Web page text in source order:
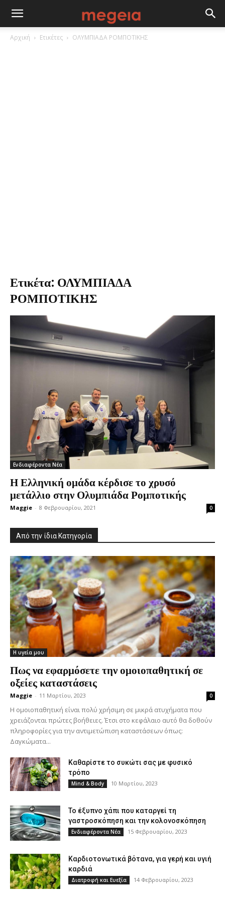
Αρχική Ετικέτες ΟΛΥΜΠΙΑΔΑ ΡΟΜΠΟΤΙΚΗΣ
Ετικέτα: ΟΛΥΜΠΙΑΔΑ
ΡΟΜΠΟΤΙΚΗΣ
Ενδιαφέροντα Νέα
Η Ελληνική ομάδα κέρδισε το χρυσό
μετάλλιο στην Ολυμπιάδα Ρομποτικής
Maggie - 8 Φεβρουαρίου, 2021 0
Από την ίδια Κατηγορία
Η υγεία μου
Πως να εφαρμόσετε την ομοιοπαθητική σε
οξείες καταστάσεις
Maggie - 11 Μαρτίου, 2023 0
Η ομοιοπαθητική είναι πολύ χρήσιμη σε μικρά ατυχήματα που
χρειάζονται πρώτες βοήθειες. Έτσι στο κεφάλαιο αυτό θα δοθούν
πληροφορίες για την αντιμετώπιση καταστάσεων όπως:
Δαγκώματα...
Καθαρίστε το συκώτι σας με φυσικό
τρόπο
Mind & Body 10 Μαρτίου, 2023
Το έξυπνο χάπι που καταργεί τη
γαστροσκόπηση και την κολονοσκόπηση
Ενδιαφέροντα Νέα 15 Φεβρουαρίου, 2023
Καρδιοτονωτικά βότανα, για γερή και υγιή
καρδιά
Διατροφή και Ευεξία 14 Φεβρουαρίου, 2023